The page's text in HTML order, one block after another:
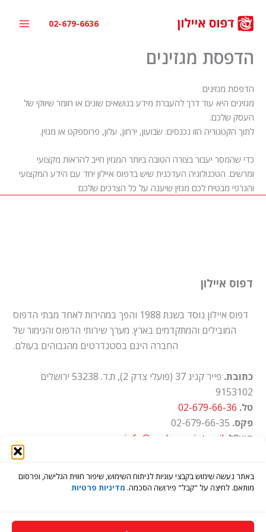
באתר נעשה שימוש בקבצי עוגיות לניתוח השימוש, שיפור חווית הגלישה, ופרסום
מותאם. לחיצה על "קבל" פירושה הסכמה. מדיניות פרטיות
לתוכן
02-679-6636
הדפסת מגזינים
הדפסת מגזינים
מגזינים היא עוד דרך להעברת מידע בנושאים שונים או חומר שיווקי של
העסק שלכם.
לתוך הקטגוריה הזו נכנסים: שבועון, ירחון, עלון, פרוספקט או מגזין.
כדי שהמסר יעבור בצורה הטובה ביותר המגזין חייב להראות מקצועי
ומרשים. הטכנולוגיה העדכנית שיש בדפוס איילון יחד עם הידע המקצועי
והגרפי מבטיח לכם מגזין שיענה על כל הצרכים שלכם
דפוס איילון
דפוס איילון נוסד בשנת 1988 והפך במהירות לאחד מבתי הדפוס
המובילים והמתקדמים בארץ. מערך שירותי הדפוס והגימור של
החברה הינם בסטנדרטים מהגבוהים בעולם.
כתובת.
פייר קניג 37 (פועלי צדק 2), ת.ד. 53238 ירושלים
9153102
טל. 02-679-66-36
פקס.
דוא”ל. info@ayalon-print.co.il